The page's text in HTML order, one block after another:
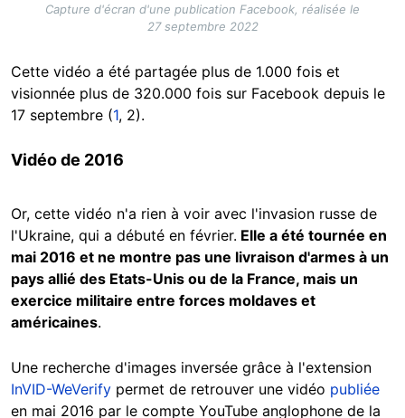
Capture d'écran d'une publication Facebook, réalisée le
27 septembre 2022
Cette vidéo a été partagée plus de 1.000 fois et
visionnée plus de 320.000 fois sur Facebook depuis le
17 septembre (1, 2).
Vidéo de 2016
Or, cette vidéo n'a rien à voir avec l'invasion russe de
l'Ukraine, qui a débuté en février. Elle a été tournée en
mai 2016 et ne montre pas une livraison d'armes à un
pays allié des Etats-Unis ou de la France, mais un
exercice militaire entre forces moldaves et
américaines.
Une recherche d'images inversée grâce à l'extension
InVID-WeVerify permet de retrouver une vidéo publiée
en mai 2016 par le compte YouTube anglophone de la